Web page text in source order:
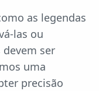
as legendas
las ou
ser
uma
precisão